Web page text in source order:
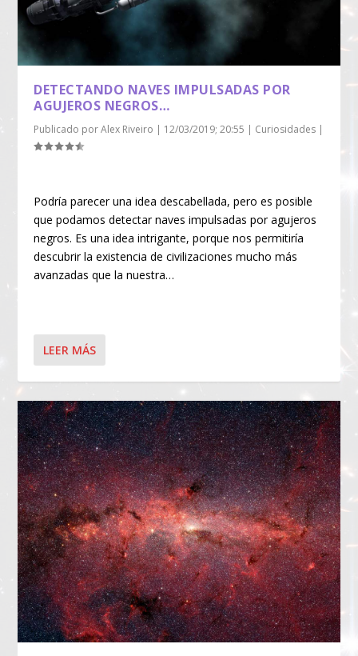
DETECTANDO NAVES IMPULSADAS POR
AGUJEROS NEGROS…
Publicado porAlex Riveiro | 12/03/2019; 20:55 | Curiosidades |
Podría parecer una idea descabellada, pero es posible
que podamos detectar naves impulsadas por agujeros
negros. Es una idea intrigante, porque nos permitiría
descubrir la existencia de civilizaciones mucho más
avanzadas que la nuestra…
LEER MÁS